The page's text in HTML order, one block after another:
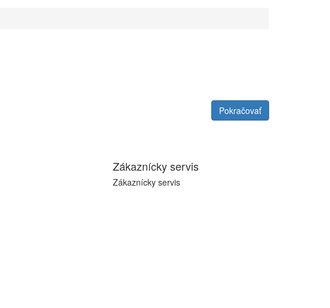
Pokračovať
Zákaznícky servis
Zákaznícky servis